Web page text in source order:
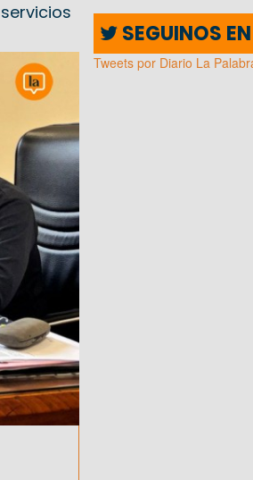
SEGUINOS
Tweets por Diario La